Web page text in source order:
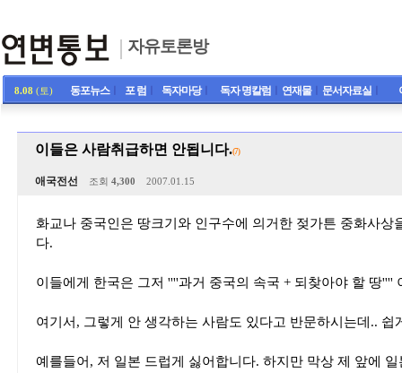
자유토론방
8.08 (토) 동포뉴스ㅣ 포 럼 독자마당ㅣ 독자 명칼럼 연재물ㅣ 문서자료실
이들은 사람취급하면 안됩니다.(7)
애국전선 조회 4,300 2007.01.15
화교나 중국인은 땅크기와 인구수에 의거한 젖가튼 중화사상
다.
이들에게 한국은 그저 ''''과거 중국의 속국 + 되찾아야 할 땅''''
여기서, 그렇게 안 생각하는 사람도 있다고 반문하시는데.. 쉽
예를들어, 저 일본 드럽게 싫어합니다. 하지만 막상 제 앞에